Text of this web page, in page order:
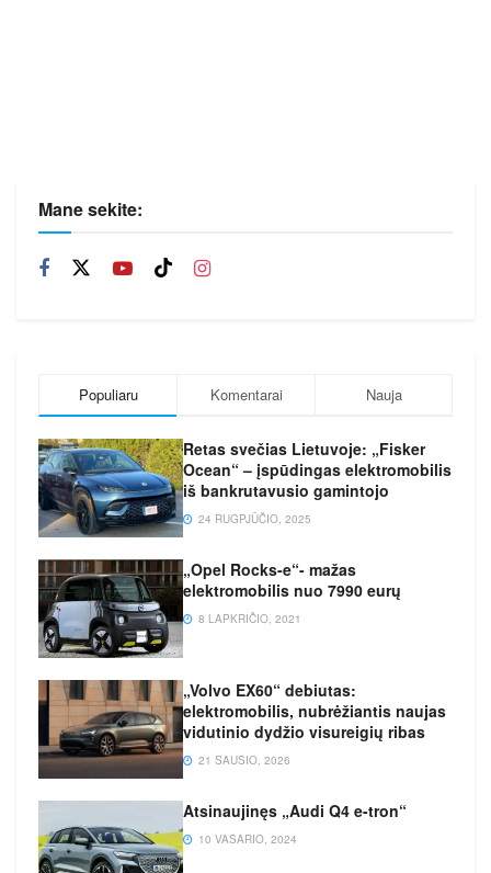
Mane sekite:
Populiaru Komentarai Nauja
Retas svečias Lietuvoje: „Fisker
Ocean“ – įspūdingas elektromobilis
iš bankrutavusio gamintojo
24 RUGPJŪČIO, 2025
„Opel Rocks-e“- mažas
elektromobilis nuo 7990 eurų
8 LAPKRIČIO, 2021
„Volvo EX60“ debiutas:
elektromobilis, nubrėžiantis naujas
vidutinio dydžio visureigių ribas
21 SAUSIO, 2026
Atsinaujinęs „Audi Q4 e-tron“
10 VASARIO, 2024